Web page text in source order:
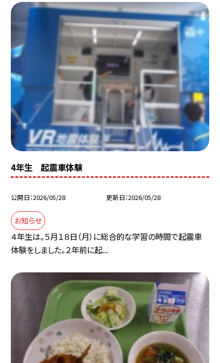
4年生 起震車体験
公開日 2026/05/28 更新日 2026/05/28
お知らせ
４年生は。５月１８日（月）に総合的な学習の時間で起震車
体験をしました。２年前に起...